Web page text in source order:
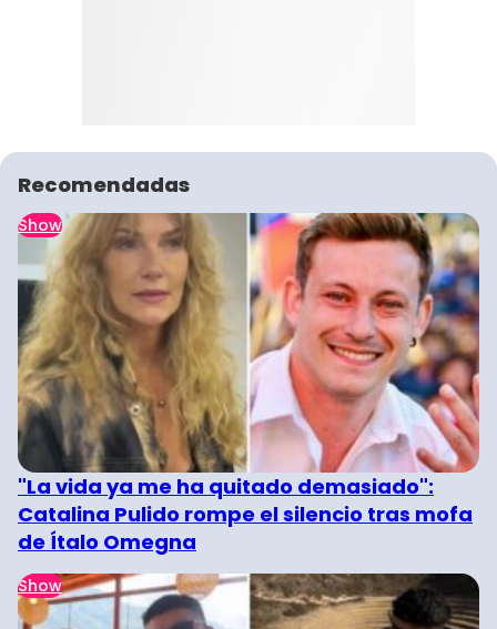
Recomendadas
Show
"La vida ya me ha quitado demasiado":
Catalina Pulido rompe el silencio tras mofa
de Ítalo Omegna
Show